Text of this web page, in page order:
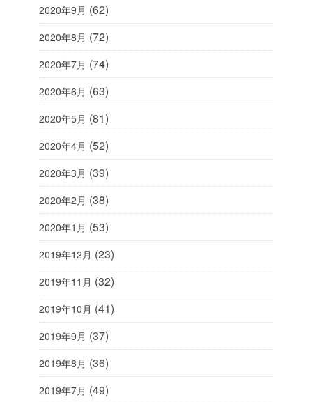
2020年9月 (62)
2020年8月 (72)
2020年7月 (74)
2020年6月 (63)
2020年5月 (81)
2020年4月 (52)
2020年3月 (39)
2020年2月 (38)
2020年1月 (53)
2019年12月 (23)
2019年11月 (32)
2019年10月 (41)
2019年9月 (37)
2019年8月 (36)
2019年7月 (49)